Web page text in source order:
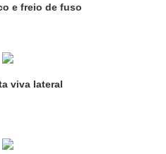
e freio de fuso
viva lateral